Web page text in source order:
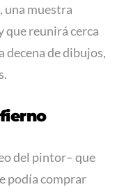
, una muestra
que reunirá cerca
decena de dibujos,
del pintor– que
podía comprar